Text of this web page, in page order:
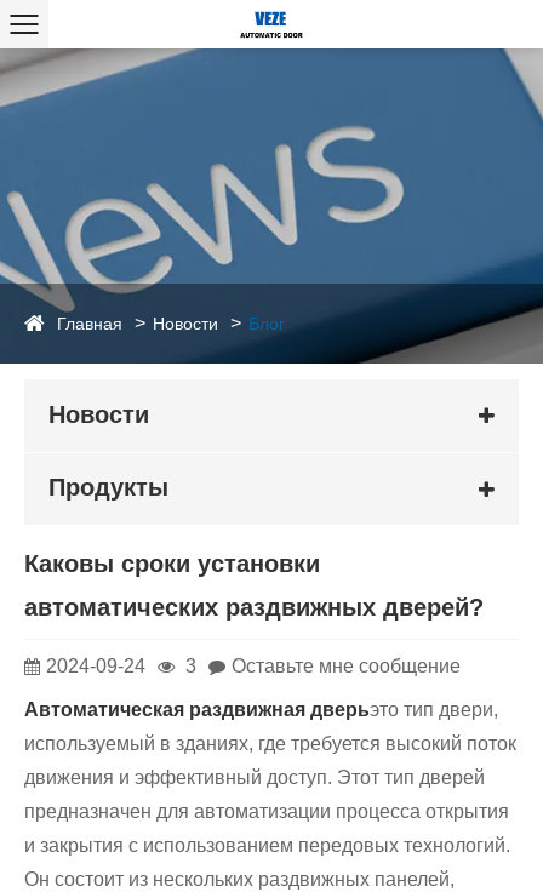
Главная Новости Блог
Новости
Продукты
Каковы сроки установки
автоматических раздвижных дверей?
2024-09-24 3 Оставьте мне сообщение
Автоматическая раздвижная дверьэто тип двери,
используемый в зданиях, где требуется высокий поток
движения и эффективный доступ. Этот тип дверей
предназначен для автоматизации процесса открытия
и закрытия с использованием передовых технологий.
Он состоит из нескольких раздвижных панелей,